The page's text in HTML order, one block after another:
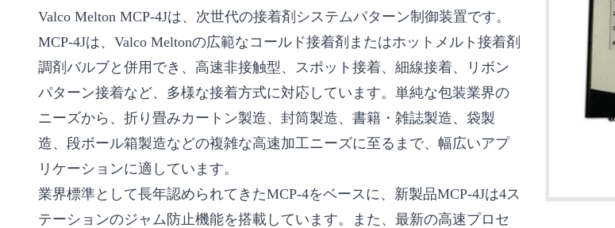
Valco Melton MCP-4Jは、次世代の接着剤システムパターン制御装置です。
MCP-4Jは、Valco Meltonの広範なコールド接着剤またはホットメルト接着剤
調剤バルブと併用でき、高速非接触型、スポット接着、細線接着、リボン
パターン接着など、多様な接着方式に対応しています。単純な包装業界の
ニーズから、折り畳みカートン製造、封筒製造、書籍・雑誌製造、袋製
造、段ボール箱製造などの複雑な高速加工ニーズに至るまで、幅広いアプ
リケーションに適しています。
業界標準として長年認められてきたMCP-4をベースに、新製品MCP-4Jは4ス
テーションのジャム防止機能を搭載しています。また、最新の高速プロセ